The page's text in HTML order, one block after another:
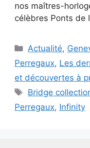
nos maîtres-
célèbres Ponts de
Catégories
Actualité,
Perregaux, Les
et découvertes à
Étiquettes
Bridge
Perregaux, Infinity